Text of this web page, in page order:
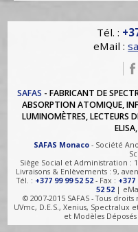
Tél. :
eMail :
SAFAS - FABRICANT DE
ABSORPTION ATOMIQUE,
LUMINOMÈTRES, LECTEURS
SAFAS Monaco- Société
Siège Social et Administration :
Livraisons & Enlèvements : 9,
Tél. : +377 99 99 52 52 - Fax : +377
52 52 |
© 2007-2015 SAFAS - Tous
UVmc, D.E.S., Xenius, Spectralux
et Modèles Déposés